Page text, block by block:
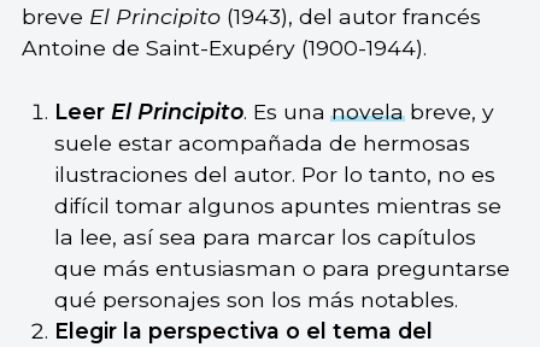
breve El Principito(1943), del autor francés
Antoine de Saint-Exupéry (1900-1944).
Leer El Principito. Es unanovelabreve, y
suele estar acompañada de hermosas
ilustraciones del autor. Por lo tanto, no es
difícil tomar algunos apuntes mientras se
la lee, así sea para marcar los capítulos
que más entusiasman o para preguntarse
qué personajes son los más notables.
Elegir la perspectiva o el tema del